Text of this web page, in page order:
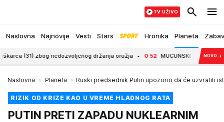
Naslovna Najnovije Vesti Stars Hronika Planeta
TV UŽIVO
(31) zbog nedozvoljenog držanja oružja 0:52 MUCUNSKI ZA POLITIKO:
NOVO →
Naslovna Planeta Ruski predsednik Putin upozorio da će uzvratiti
RIZIK OD KRIZE KAO U VREME HLADNOG RATA
PUTIN PRETI ZAPADU NUKLEARNIM